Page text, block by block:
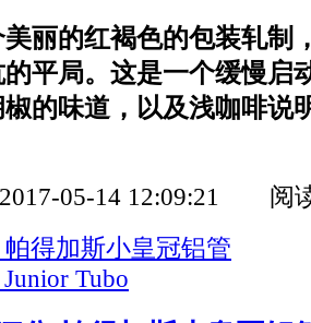
丽的红褐色的包装轧制
平局。这是一个缓慢启
的味道，以及浅咖啡说
2017-05-14 12:09:21 阅